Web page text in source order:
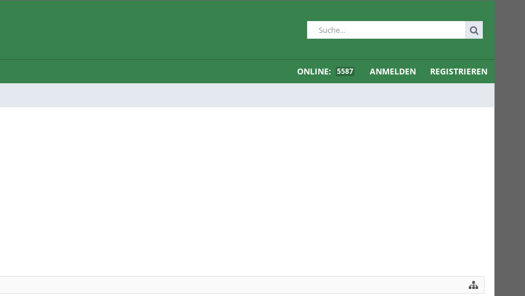
ONLINE: 5587 ANMELDEN REGISTRIEREN